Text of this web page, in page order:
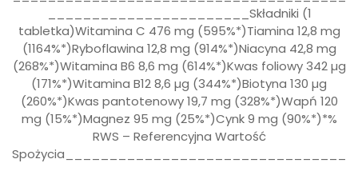
_______________________Składniki (1
tabletka)Witamina C 476 mg (595%*)Tiamina 12,8 mg
(1164%*)Ryboflawina 12,8 mg (914%*)Niacyna 42,8 mg
(268%*)Witamina B6 8,6 mg (614%*)Kwas foliowy 342 µg
(171%*)Witamina B12 8,6 µg (344%*)Biotyna 130 µg
(260%*)Kwas pantotenowy 19,7 mg (328%*)Wapń 120
mg (15%*)Magnez 95 mg (25%*)Cynk 9 mg (90%*)*%
RWS – Referencyjna Wartość
Spożycia________________________________